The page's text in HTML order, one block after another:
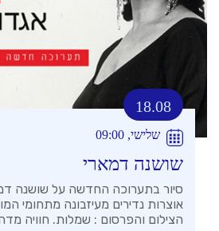
18.08
שלישי, 09:00
שושנה דמארי
סיור בתערוכה החדשה על שושנה
אוצרות נדירים מעיזבונה מתחומי
הצילום והפרסום : שמלות. חוויה